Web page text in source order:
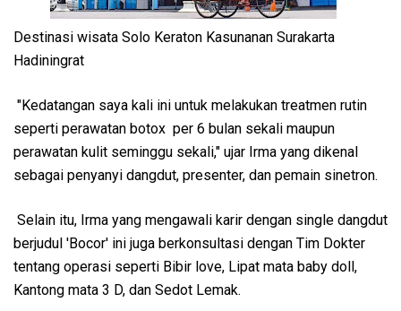
Destinasi wisata Solo Keraton Kasunanan Surakarta
Hadiningrat
"Kedatangan saya kali ini untuk melakukan treatmen rutin
seperti perawatan botox per 6 bulan sekali maupun
perawatan kulit seminggu sekali," ujar Irma yang dikenal
sebagai penyanyi dangdut, presenter, dan pemain sinetron.
Selain itu, Irma yang mengawali karir dengan single dangdut
berjudul 'Bocor' ini juga berkonsultasi dengan Tim Dokter
tentang operasi seperti Bibir love, Lipat mata baby doll,
Kantong mata 3 D, dan Sedot Lemak.